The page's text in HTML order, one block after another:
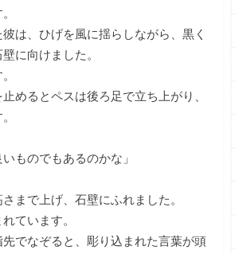
は、ひげを風に揺らしながら、黒く
に向けました。
めるとペスは後ろ足で立ち上がり、
ものでもあるのかな」
まで上げ、石壁にふれました。
ています。
でなぞると、彫り込まれた言葉が頭